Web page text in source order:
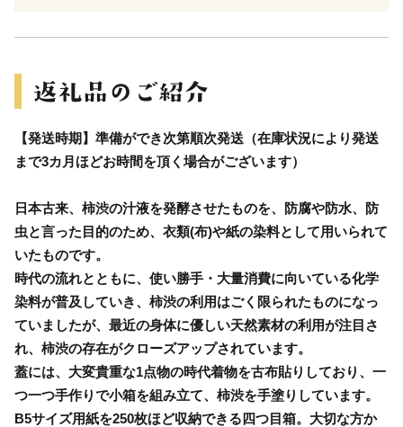
【発送時期】準備ができ次第順次発送（在庫状況により発送
まで3カ月ほどお時間を頂く場合がございます）
日本古来、柿渋の汁液を発酵させたものを、防腐や防水、防
虫と言った目的のため、衣類(布)や紙の染料として用いられて
いたものです。
時代の流れとともに、使い勝手・大量消費に向いている化学
染料が普及していき、柿渋の利用はごく限られたものになっ
ていましたが、最近の身体に優しい天然素材の利用が注目さ
れ、柿渋の存在がクローズアップされています。
蓋には、大変貴重な1点物の時代着物を古布貼りしており、一
つ一つ手作りで小箱を組み立て、柿渋を手塗りしています。
B5サイズ用紙を250枚ほど収納できる四つ目箱。大切な方か